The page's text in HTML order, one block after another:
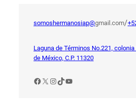
somoshermanosiap@gmail.com/
Laguna de Términos No.221, colonia
de México, C.P. 11320
Facebook
X Instagram
TikTok
YouTube